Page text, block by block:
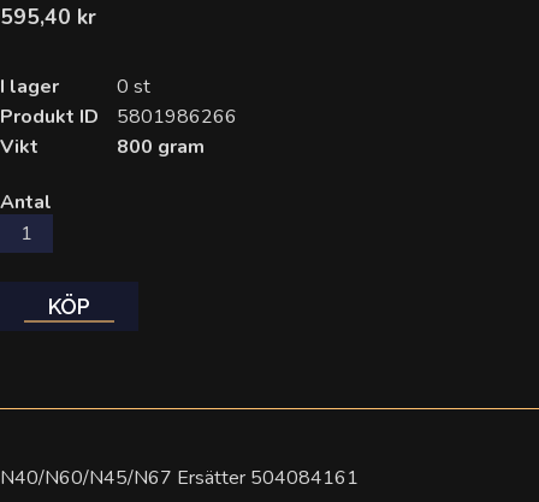
595,40 kr
I lager
0 st
Produkt ID
5801986266
Vikt
800 gram
Antal
KÖP
N40/N60/N45/N67 Ersätter 504084161